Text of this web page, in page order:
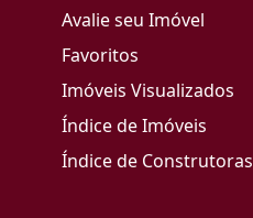
Avalie seu Imóvel
Favoritos
Imóveis Visualizados
Índice de Imóveis
Índice de Construtoras